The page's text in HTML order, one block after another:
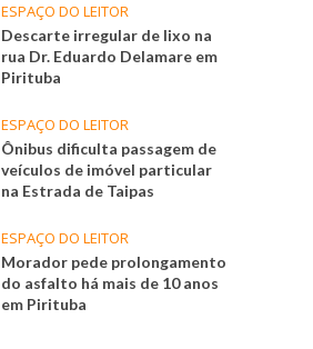
ESPAÇO DO LEITOR
Descarte irregular de lixo na
rua Dr. Eduardo Delamare em
Pirituba
ESPAÇO DO LEITOR
Ônibus dificulta passagem de
veículos de imóvel particular
na Estrada de Taipas
ESPAÇO DO LEITOR
Morador pede prolongamento
do asfalto há mais de 10 anos
em Pirituba